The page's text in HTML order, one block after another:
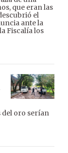
que eran las
el
ante la
Fiscalía los
del oro serían